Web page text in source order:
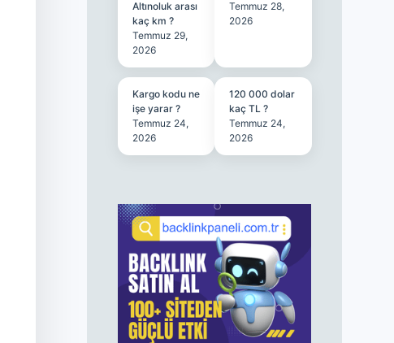
Altınoluk arası
kaç km ?
Temmuz 29,
2026
Temmuz 28,
2026
Kargo kodu ne
işe yarar ?
Temmuz 24,
2026
120 000 dolar
kaç TL ?
Temmuz 24,
2026